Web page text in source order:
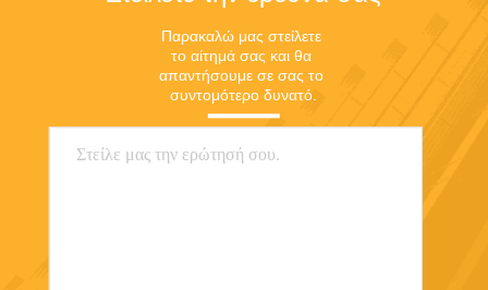
Παρακαλώ μας στείλετε
το αίτημά σας και θα
απαντήσουμε σε σας το
συντομότερο δυνατό.